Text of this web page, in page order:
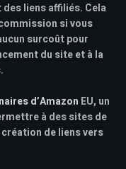
liens affiliés. Cela
si vous
surcoût pour
du site et à la
d’Amazon EU, un
à des sites de
de liens vers